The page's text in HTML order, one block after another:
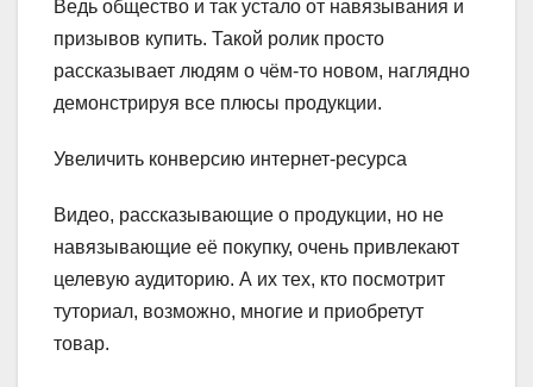
Ведь общество и так устало от навязывания и
призывов купить. Такой ролик просто
рассказывает людям о чём-то новом, наглядно
демонстрируя все плюсы продукции.
Увеличить конверсию интернет-ресурса
Видео, рассказывающие о продукции, но не
навязывающие её покупку, очень привлекают
целевую аудиторию. А их тех, кто посмотрит
туториал, возможно, многие и приобретут
товар.